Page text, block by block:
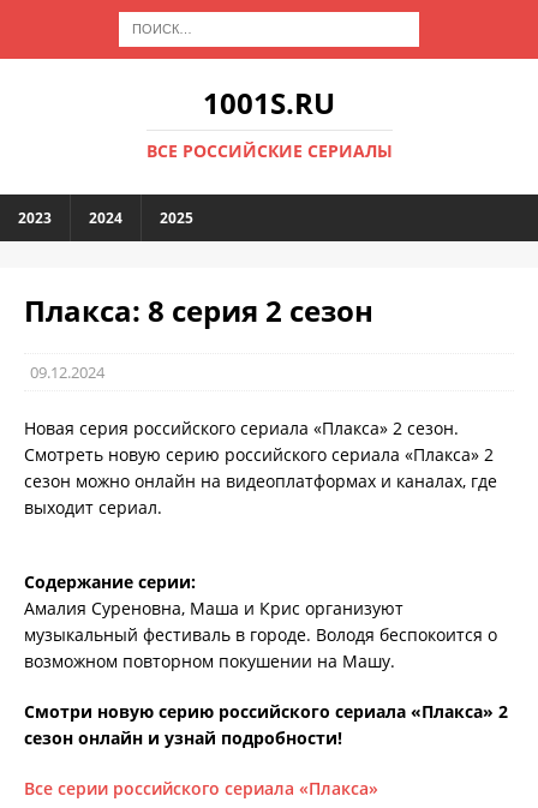
1001S.RU
ВСЕ РОССИЙСКИЕ СЕРИАЛЫ
2023 2024 2025
Плакса: 8 серия 2 сезон
09.12.2024
Новая серия российского сериала «Плакса» 2 сезон.
Смотреть новую серию российского сериала «Плакса» 2
сезон можно онлайн на видеоплатформах и каналах, где
выходит сериал.
Содержание серии:
Амалия Суреновна, Маша и Крис организуют
музыкальный фестиваль в городе. Володя беспокоится о
возможном повторном покушении на Машу.
Смотри новую серию российского сериала «Плакса» 2
сезон онлайн и узнай подробности!
Все серии российского сериала «Плакса»